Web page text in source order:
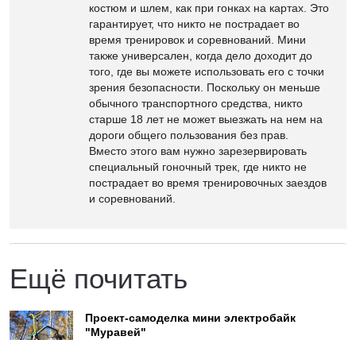
костюм и шлем, как при гонках на картах. Это
гарантирует, что никто не пострадает во
время тренировок и соревнований. Мини
также универсален, когда дело доходит до
того, где вы можете использовать его с точки
зрения безопасности. Поскольку он меньше
обычного транспортного средства, никто
старше 18 лет не может выезжать на нем на
дороги общего пользования без прав.
Вместо этого вам нужно зарезервировать
специальный гоночный трек, где никто не
пострадает во время тренировочных заездов
и соревнований.
Ещё почитать
Проект-самоделка мини электробайк
"Муравей"